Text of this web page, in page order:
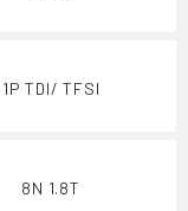
1P TDI/ TFSI
8N 1.8T